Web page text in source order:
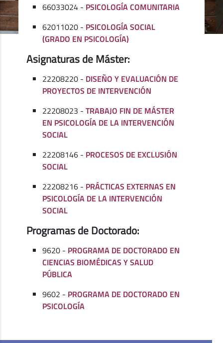
66033024 - PSICOLOGÍA COMUNITARIA
62011020 - PSICOLOGÍA SOCIAL
(GRADO EN PSICOLOGÍA)
Asignaturas de Máster:
22208220 - DISEÑO Y EVALUACIÓN DE
PROYECTOS DE INTERVENCIÓN
22208023 -TRABAJO FIN DE MÁSTER
EN PSICOLOGÍA DE LA INTERVENCIÓN
SOCIAL
22208146 - PROCESOS DE EXCLUSIÓN
SOCIAL
22208216 - PRÁCTICAS EXTERNAS EN
PSICOLOGÍA DE LA INTERVENCIÓN
SOCIAL
Programas de Doctorado:
9620 - PROGRAMA DE DOCTORADO EN
CIENCIAS BIOMÉDICAS Y SALUD
PÚBLICA
9602 - PROGRAMA DE DOCTORADO EN
PSICOLOGÍA